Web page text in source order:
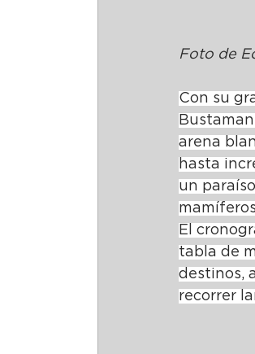
Foto de
Con su
arena
hasta
un
El
tabla de
destinos,
recorrer